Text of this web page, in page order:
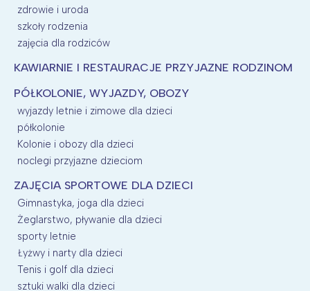
zdrowie i uroda
szkoły rodzenia
zajęcia dla rodziców
KAWIARNIE I RESTAURACJE PRZYJAZNE RODZINOM
PÓŁKOLONIE, WYJAZDY, OBOZY
wyjazdy letnie i zimowe dla dzieci
półkolonie
Kolonie i obozy dla dzieci
noclegi przyjazne dzieciom
ZAJĘCIA SPORTOWE DLA DZIECI
Gimnastyka, joga dla dzieci
Żeglarstwo, pływanie dla dzieci
sporty letnie
Łyżwy i narty dla dzieci
Tenis i golf dla dzieci
sztuki walki dla dzieci